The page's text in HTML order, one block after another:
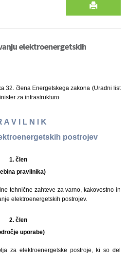
elektroenergetskih
32. člena Energetskega zakona (Uradni list
za infrastrukturo
A V I L N I K
postrojev
1. člen
pravilnika)
tehnične zahteve za varno, kakovostno in
elektroenergetskih postrojev.
2. člen
uporabe)
za elektroenergetske postroje, ki so del